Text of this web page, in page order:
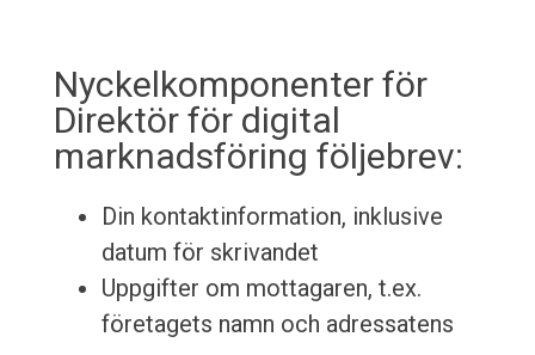
Nyckelkomponenter för
Direktör för digital
marknadsföring följebrev:
Din kontaktinformation, inklusive
datum för skrivandet
Uppgifter om mottagaren, t.ex.
företagets namn och adressatens